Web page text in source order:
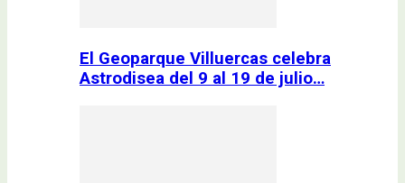
El Geoparque Villuercas celebra
Astrodisea del 9 al 19 de julio…